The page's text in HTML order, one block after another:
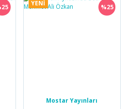
YENİ %25
Mostar Yayınları